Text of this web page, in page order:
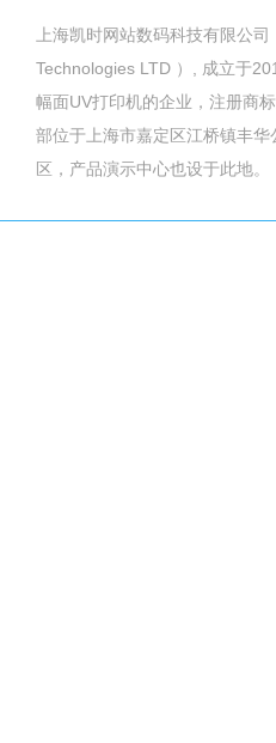
上海凯时网站数码科技有
Technologies LTD ）, 成立于
幅面UV打印机的企业，注册商
部位于上海市嘉定区江桥镇丰
区，产品演示中心也设于此地。